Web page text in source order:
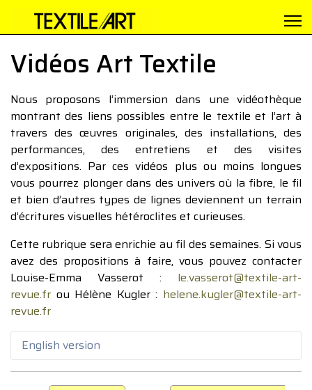
Vidéos Art Textile
Nous proposons l’immersion dans une vidéothèque
montrant des liens possibles entre le textile et l’art à
travers des œuvres originales, des installations, des
performances, des entretiens et des visites
d’expositions. Par ces vidéos plus ou moins longues
vous pourrez plonger dans des univers où la fibre, le fil
et bien d’autres types de lignes deviennent un terrain
d’écritures visuelles hétéroclites et curieuses.
Cette rubrique sera enrichie au fil des semaines. Si vous
avez des propositions à faire, vous pouvez contacter
Louise-Emma Vasserot : le.vasserot@textile-art-
revue.fr ou Hélène Kugler : helene.kugler@textile-art-
revue.fr
English version